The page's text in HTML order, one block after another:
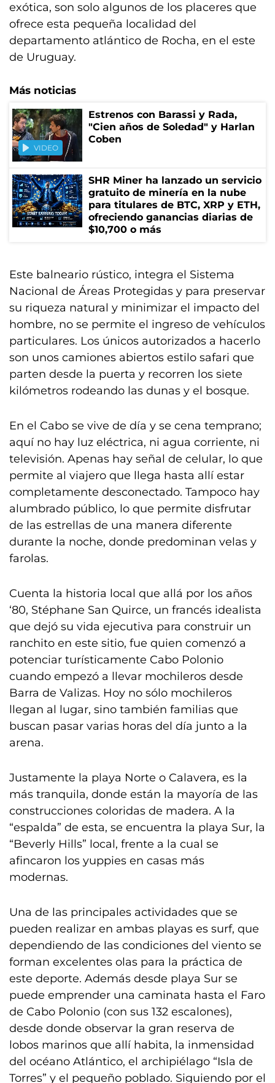
exótica, son solo algunos de los placeres que
ofrece esta pequeña localidad del
departamento atlántico de Rocha, en el este
de Uruguay.
Más noticias
VIDEO
Estrenos con Barassi y Rada,
"Cien años de Soledad" y Harlan
Coben
SHR Miner ha lanzado un servicio
gratuito de minería en la nube
para titulares de BTC, XRP y ETH,
ofreciendo ganancias diarias de
$10,700 o más
Este balneario rústico, integra el Sistema
Nacional de Áreas Protegidas y para preservar
su riqueza natural y minimizar el impacto del
hombre, no se permite el ingreso de vehículos
particulares. Los únicos autorizados a hacerlo
son unos camiones abiertos estilo safari que
parten desde la puerta y recorren los siete
kilómetros rodeando las dunas y el bosque.
En el Cabo se vive de día y se cena temprano;
aquí no hay luz eléctrica, ni agua corriente, ni
televisión. Apenas hay señal de celular, lo que
permite al viajero que llega hasta allí estar
completamente desconectado. Tampoco hay
alumbrado público, lo que permite disfrutar
de las estrellas de una manera diferente
durante la noche, donde predominan velas y
farolas.
Cuenta la historia local que allá por los años
‘80, Stéphane San Quirce, un francés idealista
que dejó su vida ejecutiva para construir un
ranchito en este sitio, fue quien comenzó a
potenciar turísticamente Cabo Polonio
cuando empezó a llevar mochileros desde
Barra de Valizas. Hoy no sólo mochileros
llegan al lugar, sino también familias que
buscan pasar varias horas del día junto a la
arena.
Justamente la playa Norte o Calavera, es la
más tranquila, donde están la mayoría de las
construcciones coloridas de madera. A la
“espalda” de esta, se encuentra la playa Sur, la
“Beverly Hills” local, frente a la cual se
afincaron los yuppies en casas más
modernas.
Una de las principales actividades que se
pueden realizar en ambas playas es surf, que
dependiendo de las condiciones del viento se
forman excelentes olas para la práctica de
este deporte. Además desde playa Sur se
puede emprender una caminata hasta el Faro
de Cabo Polonio (con sus 132 escalones),
desde donde observar la gran reserva de
lobos marinos que allí habita, la inmensidad
del océano Atlántico, el archipiélago “Isla de
Torres” y el pequeño poblado. Siguiendo por el